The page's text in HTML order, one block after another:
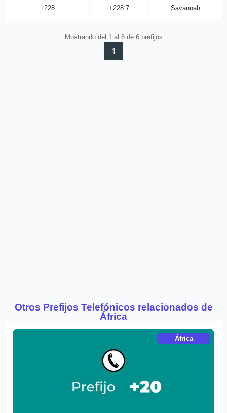
+228 +228 7 Savannah
Mostrando del 1 al 6 de 6 prefijos
1
Otros Prefijos Telefónicos relacionados de
África
África